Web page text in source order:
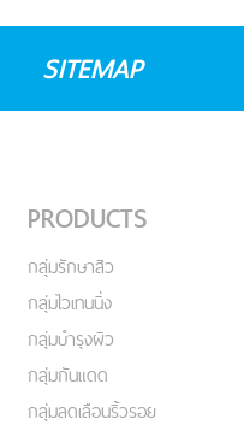
SITEMAP
PRODUCTS
กลุ่มรักษาสิว
กลุ่มไวเทนนิ่ง
กลุ่มบำรุงผิว
กลุ่มกันแดด
กลุ่มลดเลือนริ้วรอย